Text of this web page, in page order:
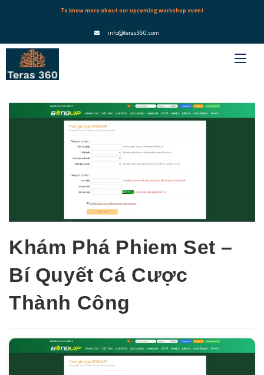
To know more about our upcoming workshop event
info@teras360.com
Khám Phá Phiem Set –
Bí Quyết Cá Cược
Thành Công